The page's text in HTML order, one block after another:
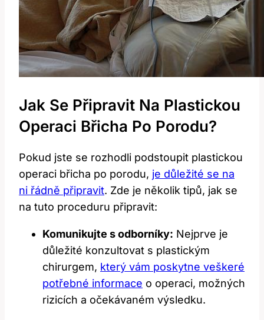
Jak Se Připravit Na Plastickou
Operaci Břicha Po Porodu?
Pokud jste se rozhodli podstoupit plastickou
operaci břicha po porodu, je důležité se na
ni řádně připravit. Zde je několik tipů, jak se
na tuto proceduru připravit:
Komunikujte s odborníky: Nejprve je
důležité konzultovat s plastickým
chirurgem, který vám poskytne veškeré
potřebné informace o operaci, možných
rizicích a očekávaném výsledku.